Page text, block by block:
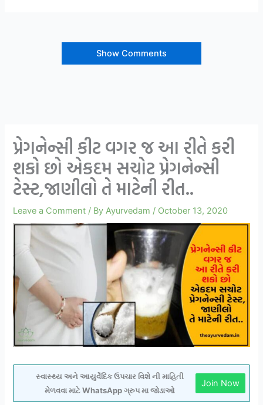
Show Comments
પ્રેગનેન્સી કીટ વગર જ આ રીતે કરી
શકો છો એકદમ સચોટ પ્રેગનેન્સી
ટેસ્ટ,જાણીલો તે માટેની રીત..
Leave a Comment / ByAyurvedam / October 13, 2020
સ્વાસ્થ્ય અને આયુર્વેદિક ઉપચાર વિશે ની માહિતી
મેળવવા માટે WhatsApp ગ્રુપ મા જોડાઓ
Join Now